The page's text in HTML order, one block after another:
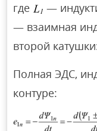
где
—
— взаимная
второй
Полная ЭДС,
контуре: